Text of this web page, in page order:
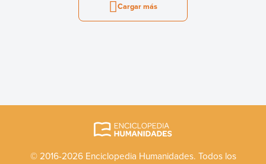
Cargar más
© 2016-2026 Enciclopedia Humanidades. Todos los